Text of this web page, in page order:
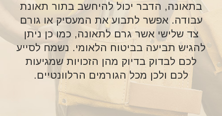
בתאונה, הדבר יכול להיחשב בתור תאונת
עבודה. אפשר לתבוע את המעסיק או גורם
צד שלישי אשר גרם לתאונה, כמו כן ניתן
להגיש תביעה בביטוח הלאומי. נשמח לסייע
לכם לבדוק בדיוק מהן הזכויות שמגיעות
לכם ולכן מכל הגורמים הרלוונטיים.